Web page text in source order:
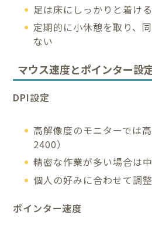
足は床にしっかりと着ける
定期的に小休憩を取り、
ない
マウス速度とポインター設
DPI設定
高解像度のモニターでは
2400）
精密な作業が多い場合は
個人の好みに合わせて調
ポインター速度